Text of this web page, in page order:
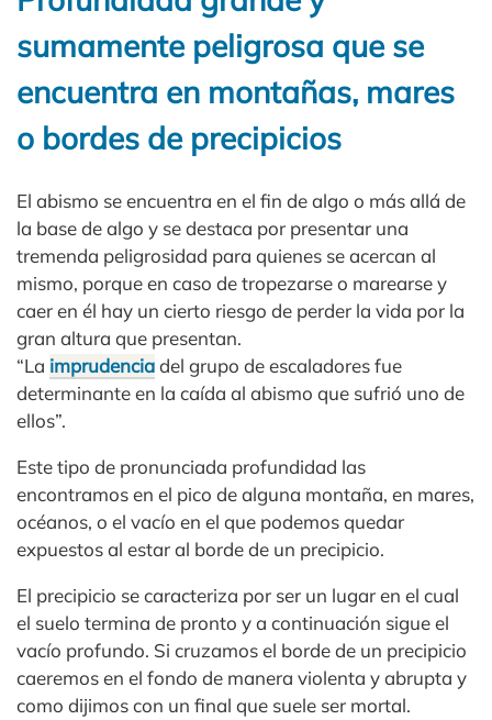
sumamente peligrosa que se
encuentra en montañas, mares
o bordes de precipicios
El abismo se encuentra en el fin de algo o más allá de
la base de algo y se destaca por presentar una
tremenda peligrosidad para quienes se acercan al
mismo, porque en caso de tropezarse o marearse y
caer en él hay un cierto riesgo de perder la vida por la
gran altura que presentan.
“La imprudenciadel grupo de escaladores fue
determinante en la caída al abismo que sufrió uno de
ellos”.
Este tipo de pronunciada profundidad las
encontramos en el pico de alguna montaña, en mares,
océanos, o el vacío en el que podemos quedar
expuestos al estar al borde de un precipicio.
El precipicio se caracteriza por ser un lugar en el cual
el suelo termina de pronto y a continuación sigue el
vacío profundo. Si cruzamos el borde de un precipicio
caeremos en el fondo de manera violenta y abrupta y
como dijimos con un final que suele ser mortal.